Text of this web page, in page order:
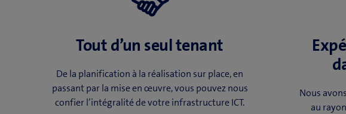
Tout d’un seul tenant
De la planification à la réalisation sur place, en
passant par la mise en œuvre, vous pouvez nous
confier l’intégralité de votre infrastructure ICT.
Nous
au